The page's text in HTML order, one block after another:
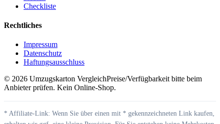
Checkliste
Rechtliches
Impressum
Datenschutz
Haftungsausschluss
© 2026 Umzugskarton VergleichPreise/Verfügbarkeit bitte beim
Anbieter prüfen. Kein Online-Shop.
* Affiliate-Link: Wenn Sie über einen mit * gekennzeichneten Link kaufen,